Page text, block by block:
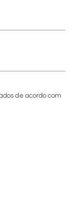
de acordo com